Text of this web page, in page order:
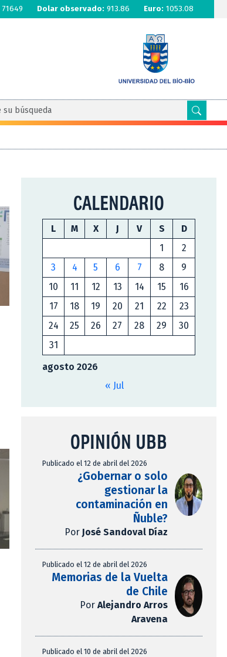
71649 Dolar observado: 913.86 Euro: 1053.08
CALENDARIO
agosto 2026
L M X J V S
D
1
2
3
4 5 6 7 8
9
10
11 12 13 14 15
16
17
18 19 20 21 22
23
24
25 26 27 28 29
30
31
« Jul
OPINIÓN UBB
Publicado el 12 de abril del 2026
¿Gobernar o solo
gestionar la
contaminación en
Ñuble?
Por José Sandoval Díaz
Publicado el 12 de abril del 2026
Memorias de la Vuelta
de Chile
Por Alejandro Arros
Aravena
Publicado el 10 de abril del 2026